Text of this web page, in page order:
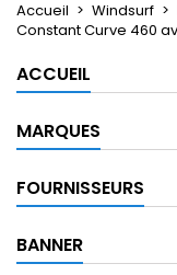
Accueil Windsurf
Constant Curve 460
ACCUEIL
MARQUES
FOURNISSEURS
BANNER